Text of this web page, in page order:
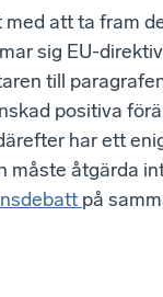
med att ta fram
sig EU-
till
positiva
har ett
måste åtgärda
på